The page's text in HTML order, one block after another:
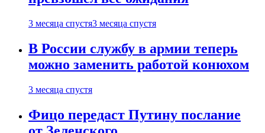
3 месяца спустя3 месяца спустя
В России службу в армии теперь
можно заменить работой конюхом
3 месяца спустя
Фицо передаст Путину послание